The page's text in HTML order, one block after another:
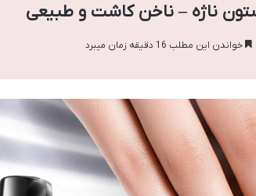
ناژه – ناخن کاشت و طبیعی
خواندن این مطلب 16 دقیقه زمان میبرد